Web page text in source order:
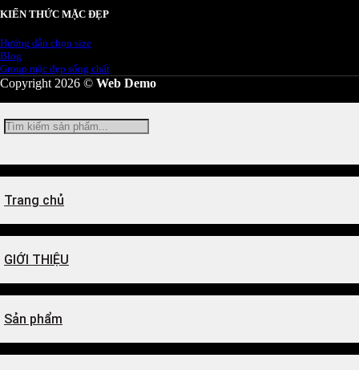
KIẾN THỨC MẶC ĐẸP
Hướng dẫn chọn size
Blog
Group mặc đẹp sống chất
Copyright 2026 © Web Demo
Tìm
Trang chủ
GIỚI THIỆU
Sản phẩm